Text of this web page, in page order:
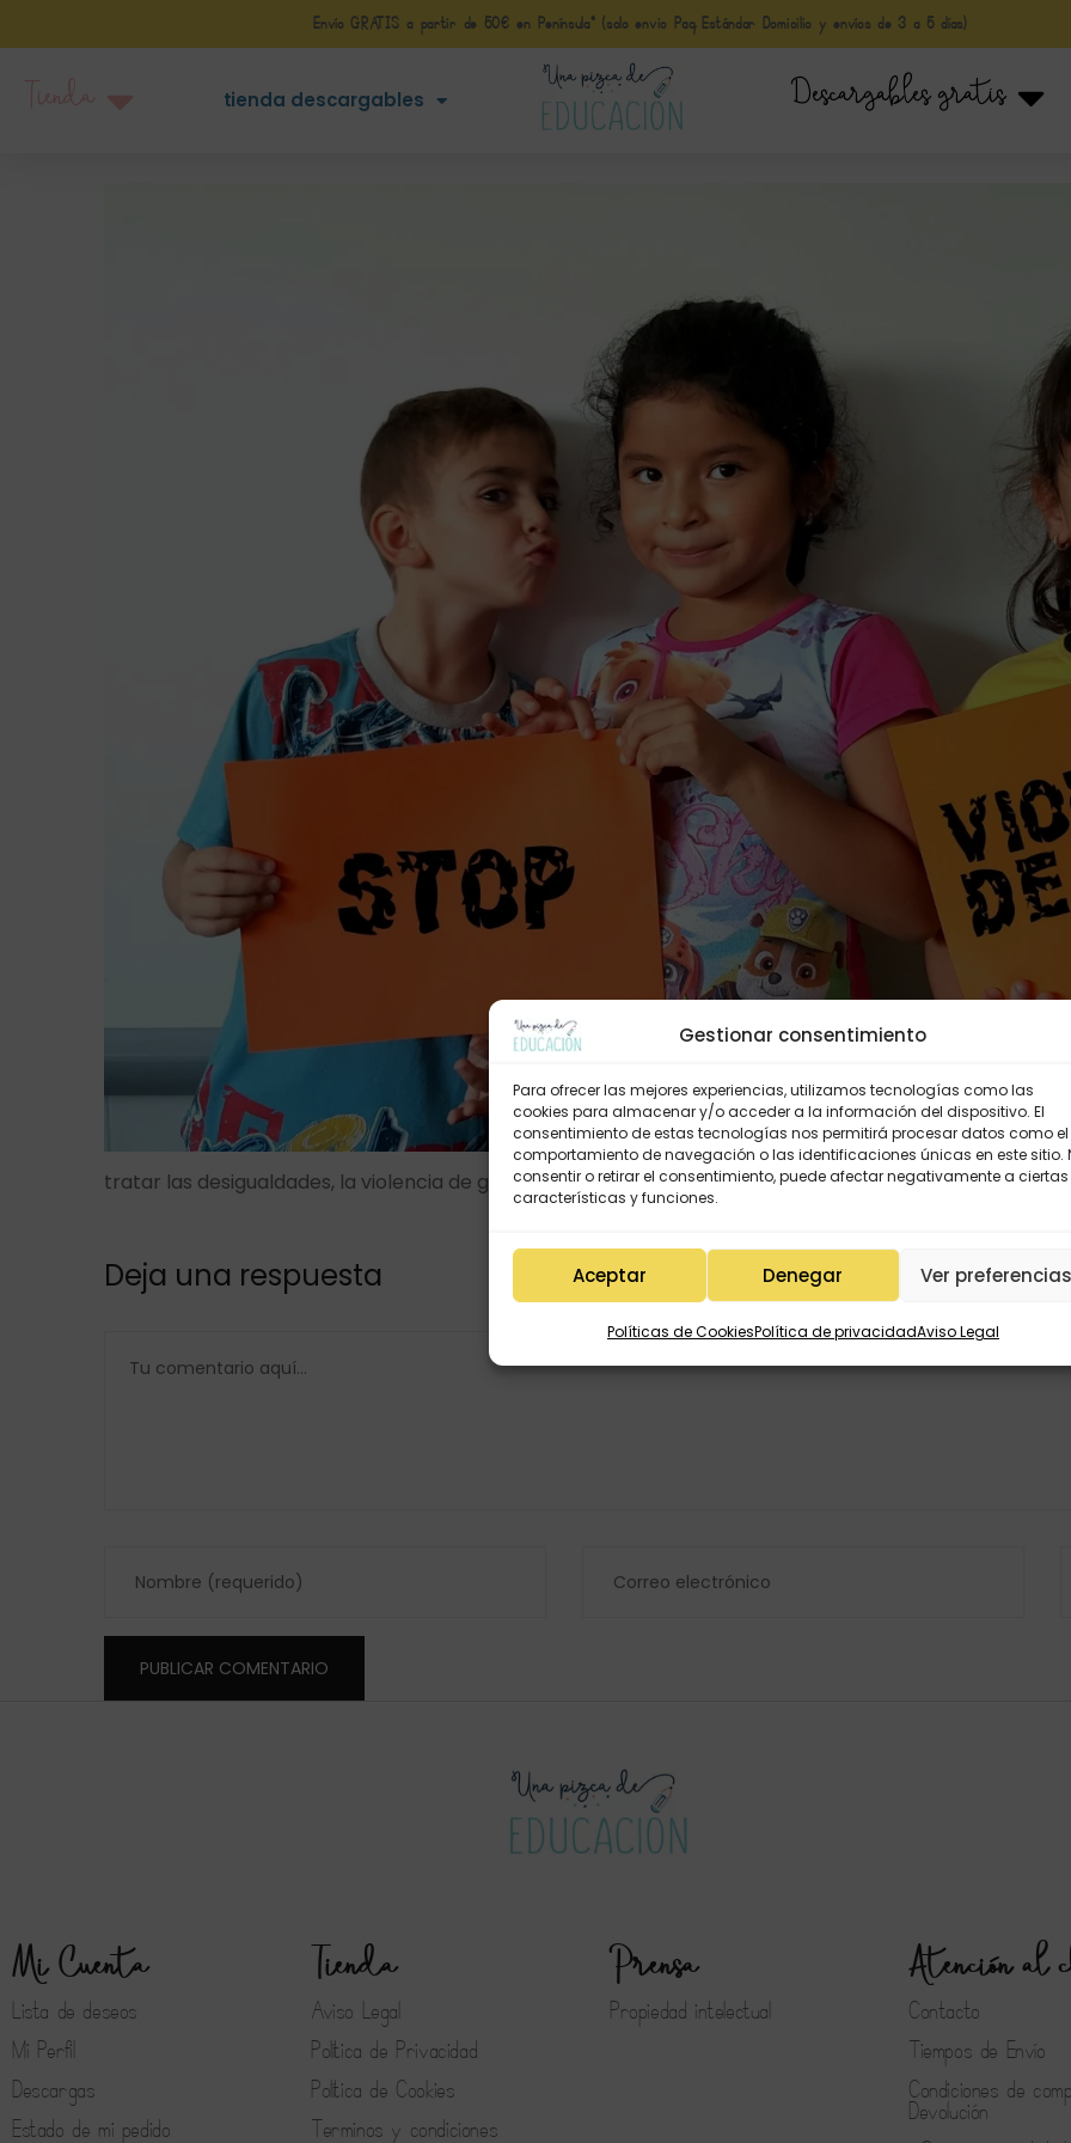
Gestionar consentimiento
Para ofrecer las mejores experiencias, utilizamos tecnologías como las
cookies para almacenar y/o acceder a la información del dispositivo. El
consentimiento de estas tecnologías nos permitirá procesar datos como el
comportamiento de navegación o las identificaciones únicas en este sitio.
consentir o retirar el consentimiento, puede afectar negativamente a ciertas
características y funciones.
Aceptar Denegar Ver
Políticas de CookiesPolítica de privacidadAviso Legal
Envío GRATIS a partir de 50€ en Península* (solo envio Paq Estándar Domicilio y envíos de 3 a 5 días)
tienda descargables Descargables gratis
tratar las desigualdades, la violencia de género y la igualdad desde el aula
Deja una respuesta
Mi Cuenta
Lista de deseos
Mi Perfil
Descargas
Estado de mi pedido
Tienda
Aviso Legal
Política de Privacidad
Política de Cookies
Terminos y condiciones
Prensa
Propiedad intelectual
Atención al
Contacto
Tiempos de Envío
Condiciones de
Devolución